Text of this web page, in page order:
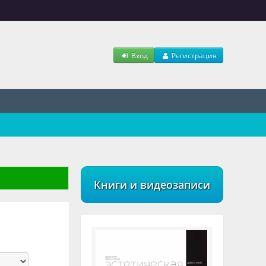
Вход Регистрация
Книги и видеозаписи